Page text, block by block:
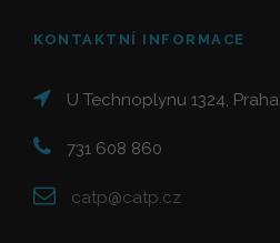
KONTAKTNÍ INFORMACE
U Technoplynu 1324, Praha
731 608 860
catp@catp.cz